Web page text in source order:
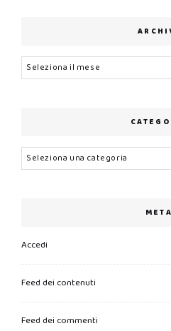
Archivi
Categorie
META
Accedi
Feed dei contenuti
Feed dei commenti